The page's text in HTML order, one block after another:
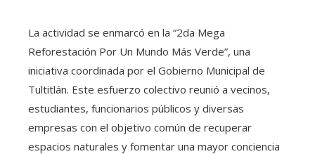
La actividad se enmarcó en la “2da Mega
Reforestación Por Un Mundo Más Verde”, una
iniciativa coordinada por el Gobierno Municipal de
Tultitlán. Este esfuerzo colectivo reunió a vecinos,
estudiantes, funcionarios públicos y diversas
empresas con el objetivo común de recuperar
espacios naturales y fomentar una mayor conciencia